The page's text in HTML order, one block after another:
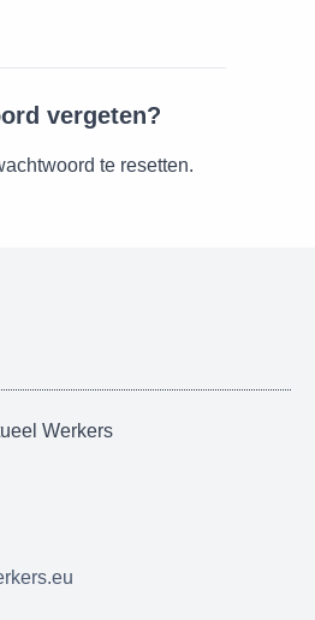
vergeten?
te resetten.
Werkers